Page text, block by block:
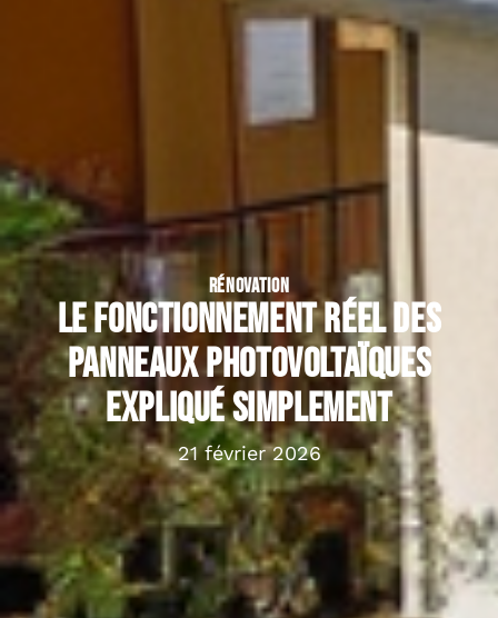
RÉNOVATION
Le fonctionnement réel des
panneaux photovoltaïques
expliqué simplement
21 février 2026